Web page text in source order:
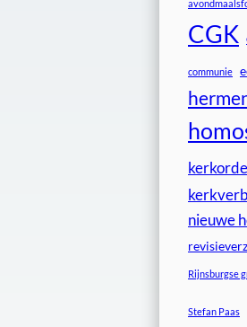
CGK
communie
kerkorde
nieuwe
Rijnsburgse
Stefan Paas